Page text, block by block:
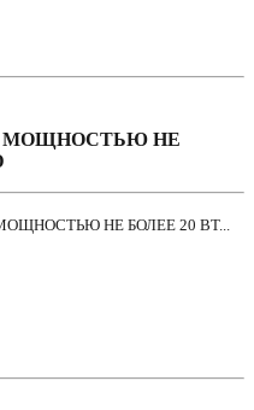
МОЩНОСТЬЮ НЕ
НЕ БОЛЕЕ 20 ВТ...